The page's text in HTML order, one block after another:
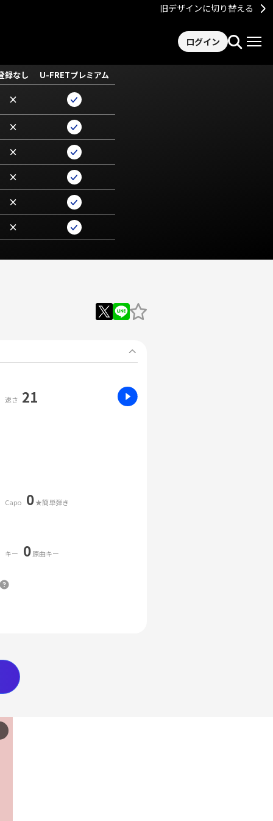
旧デザインに切り替える
ログイン
録なし U-FRETプレミアム
×
×
×
×
×
×
速さ 21
Capo 0★簡単弾き
キー 0原曲キー